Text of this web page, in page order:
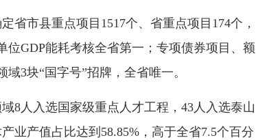
市县重点项目1517个、省重点项目174个，
位GDP能耗考核全省第一；专项债券项目、额
3块“国字号”招牌，全省唯一。
人入选国家级重点人才工程，43人入选泰山
业产值占比达到58.85%，高于全省7.5个百分